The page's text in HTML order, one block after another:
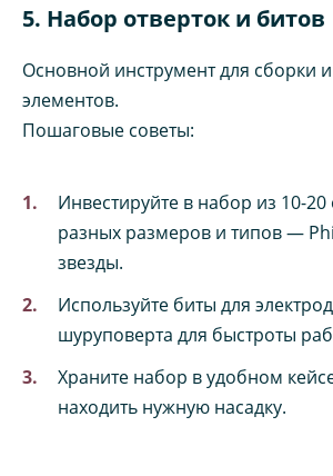
5. Набор отверток и битов
Основной инструмент для сборки
элементов.
Пошаговые советы:
Инвестируйте в набор из 10-20
разных размеров и типов —
звезды.
Используйте биты для
шуруповерта для быстроты
Храните набор в удобном
находить нужную насадку.